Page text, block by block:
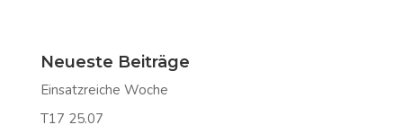
Neueste Beiträge
Einsatzreiche Woche
T17 25.07